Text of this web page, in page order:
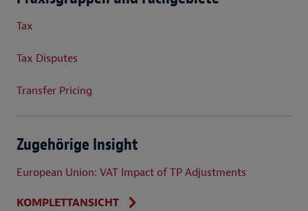
Tax
Tax Disputes
Transfer Pricing
Zugehörige Insight
European Union: VAT Impact of TP Adjustments
KOMPLETTANSICHT